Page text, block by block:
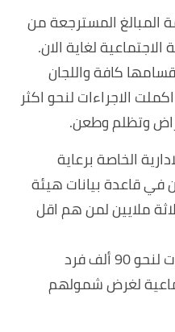
قيمة المبالغ المسترجعة من
لغاية الان.
كافة واللجان
الاجراءات لنحو اكثر
الخاصة برعاية
في قاعدة بيانات هيئة
ملايين لمن هم اقل
* اكملنا تدقيق وارسال البيانات لنحو 90 ألف فرد
لغرض شمولهم